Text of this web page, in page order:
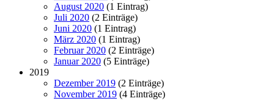
August 2020 (1 Eintrag)
Juli 2020 (2 Einträge)
Juni 2020 (1 Eintrag)
März 2020 (1 Eintrag)
Februar 2020 (2 Einträge)
Januar 2020 (5 Einträge)
2019
Dezember 2019 (2 Einträge)
November 2019 (4 Einträge)